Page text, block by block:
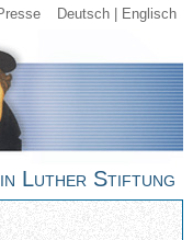
Deutsch Englisch
Luther Stiftung